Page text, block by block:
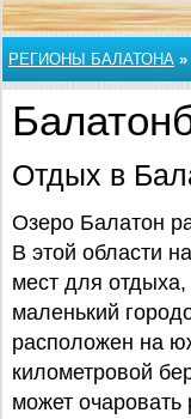
РЕГИОНЫ БАЛАТОНА »
Отдых в
Озеро Балатон
В этой области
мест для отдыха,
маленький
расположен на
километровой
может